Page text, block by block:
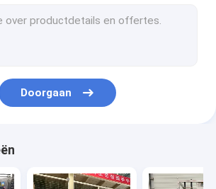
Doorgaan